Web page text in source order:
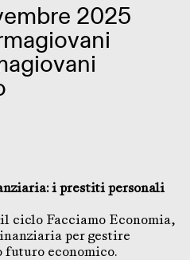
2025
i prestiti personali
ciclo Facciamo Economia,
per gestire
futuro economico.